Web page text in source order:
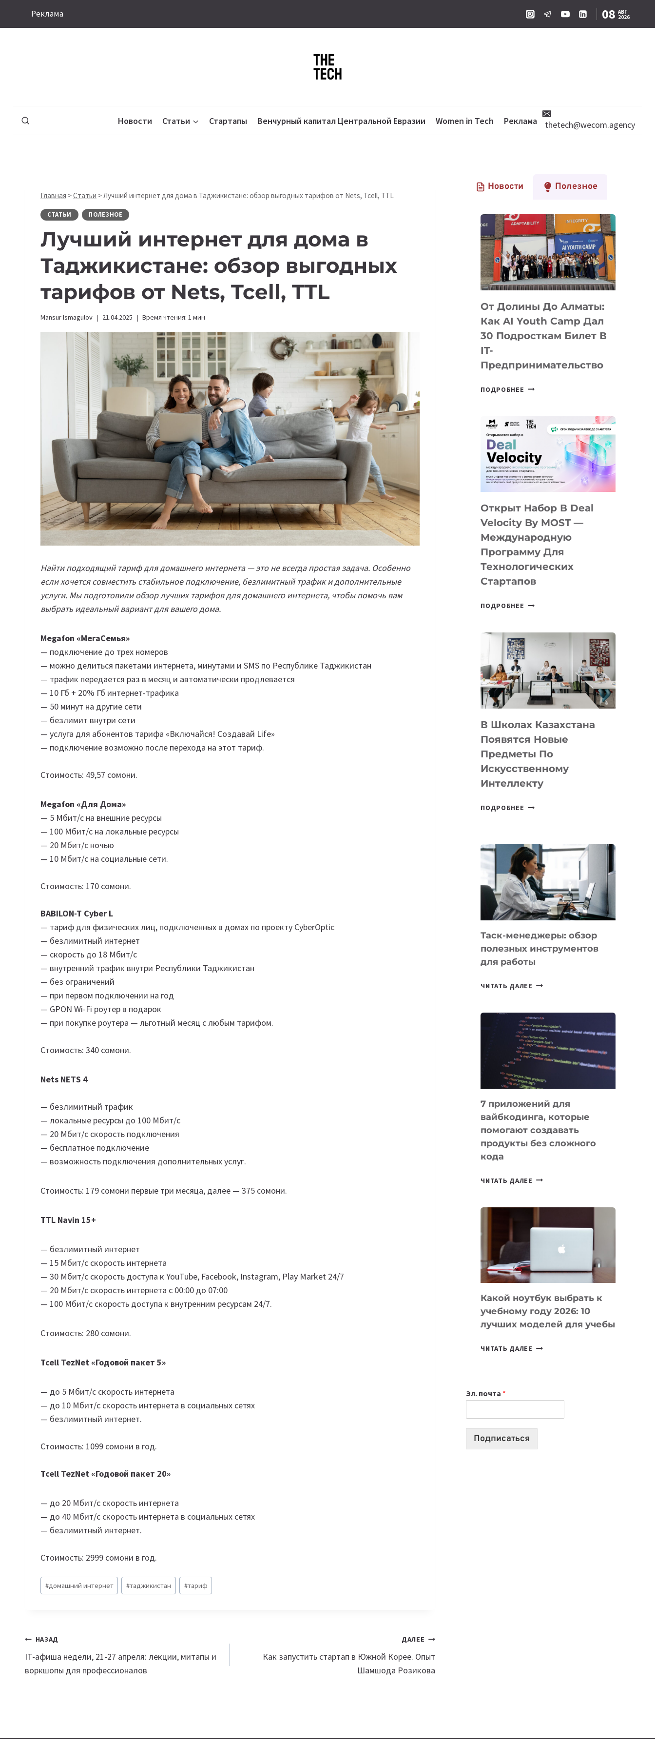
Реклама 08 АВГ
2026
Новости Статьи Стартапы Венчурный капитал Центральной Евразии Women in Tech Реклама thetech@wecom.agency
Главная >Статьи >Лучший интернет для дома в Таджикистане: обзор выгодных тарифов от Nets, Tcell, TTL
СТАТЬИ ПОЛЕЗНОЕ
Лучший интернет для дома в
Таджикистане: обзор выгодных
тарифов от Nets, Tcell, TTL
Mansur Ismagulov 21.04.2025 Время чтения: 1 мин
Найти подходящий тариф для домашнего интернета — это не всегда простая задача. Особенно
если хочется совместить стабильное подключение, безлимитный трафик и дополнительные
услуги. Мы подготовили обзор лучших тарифов для домашнего интернета, чтобы помочь вам
выбрать идеальный вариант для вашего дома.
Megafon «МегаСемья»
— подключение до трех номеров
— можно делиться пакетами интернета, минутами и SMS по Республике Таджикистан
— трафик передается раз в месяц и автоматически продлевается
— 10 Гб + 20% Гб интернет-трафика
— 50 минут на другие сети
— безлимит внутри сети
— услуга для абонентов тарифа «Включайся! Создавай Life»
— подключение возможно после перехода на этот тариф.
Стоимость: 49,57 сомони.
Megafon «Для Дома»
— 5 Мбит/с на внешние ресурсы
— 100 Мбит/с на локальные ресурсы
— 20 Мбит/с ночью
— 10 Мбит/с на социальные сети.
Стоимость: 170 сомони.
BABILON-T Cyber L
— тариф для физических лиц, подключенных в домах по проекту CyberOptic
— безлимитный интернет
— скорость до 18 Мбит/с
— внутренний трафик внутри Республики Таджикистан
— без ограничений
— при первом подключении на год
— GPON Wi-Fi роутер в подарок
— при покупке роутера — льготный месяц с любым тарифом.
Стоимость: 340 сомони.
Nets NETS 4
— безлимитный трафик
— локальные ресурсы до 100 Мбит/с
— 20 Мбит/с скорость подключения
— бесплатное подключение
— возможность подключения дополнительных услуг.
Стоимость: 179 сомони первые три месяца, далее — 375 сомони.
TTL Navin 15+
— безлимитный интернет
— 15 Мбит/с скорость интернета
— 30 Мбит/с скорость доступа к YouTube, Facebook, Instagram, Play Market 24/7
— 20 Мбит/с скорость интернета с 00:00 до 07:00
— 100 Мбит/с скорость доступа к внутренним ресурсам 24/7.
Стоимость: 280 сомони.
Tcell TezNet «Годовой пакет 5»
— до 5 Мбит/с скорость интернета
— до 10 Мбит/с скорость интернета в социальных сетях
— безлимитный интернет.
Стоимость: 1099 сомони в год.
Tcell TezNet «Годовой пакет 20»
— до 20 Мбит/с скорость интернета
— до 40 Мбит/с скорость интернета в социальных сетях
— безлимитный интернет.
Стоимость: 2999 сомони в год.
Метки
записи:
#домашний интернет #таджикистан #тариф
Навигация
по
НАЗАД
IT-афиша недели, 21-27 апреля: лекции, митапы и
воркшопы для профессионалов
ДАЛЕЕ
Как запустить стартап в Южной Корее. Опыт
Шамшода Розикова
Новости Полезное
От Долины До Алматы:
Как AI Youth Camp Дал
30 Подросткам Билет В
IT-
Предпринимательство
ПОДРОБНЕЕ ОТ
АЛМАТЫ:
YOUTH
CAMP
ДАЛ
ПОДРОСТКАМ
БИЛЕТ
IT-
ПРЕДПРИНИМАТЕЛЬСТВО
Открыт Набор В Deal
Velocity By MOST —
Международную
Программу Для
Технологических
Стартапов
ПОДРОБНЕЕ ОТКРЫТ
DEAL
VELOCITY
MOST
—
МЕЖДУНАРОДНУЮ
ДЛЯ
ТЕХНОЛОГИЧЕСКИХ
СТАРТАПОВ
В Школах Казахстана
Появятся Новые
Предметы По
Искусственному
Интеллекту
ПОДРОБНЕЕ
НОВЫЕ
ПРЕДМЕТЫ
ПО
ИСКУССТВЕННОМУ
ИНТЕЛЛЕКТУ
Таск-менеджеры: обзор
полезных инструментов
для работы
ЧИТАТЬ ДАЛЕЕ ТАСК-
ПОЛЕЗНЫХ
ИНСТРУМЕНТОВ
ДЛЯ
РАБОТЫ
7 приложений для
вайбкодинга, которые
помогают создавать
продукты без сложного
кода
ЧИТАТЬ ДАЛЕЕ
КОТОРЫЕ
СОЗДАВАТЬ
БЕЗ
КОДА
Какой ноутбук выбрать к
учебному году 2026: 10
лучших моделей для учебы
ЧИТАТЬ ДАЛЕЕ КАКОЙ
2026:
10
Эл. почта *
Подписаться